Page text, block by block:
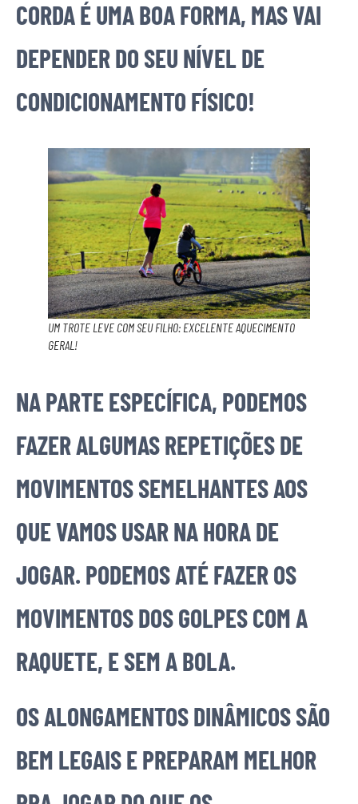
CORDA É UMA BOA FORMA, MAS VAI
DEPENDER DO SEU NÍVEL DE
CONDICIONAMENTO FÍSICO!
UM TROTE LEVE COM SEU FILHO: EXCELENTE AQUECIMENTO
GERAL!
NA PARTE ESPECÍFICA, PODEMOS
FAZER ALGUMAS REPETIÇÕES DE
MOVIMENTOS SEMELHANTES AOS
QUE VAMOS USAR NA HORA DE
JOGAR. PODEMOS ATÉ FAZER OS
MOVIMENTOS DOS GOLPES COM A
RAQUETE, E SEM A BOLA.
OS ALONGAMENTOS DINÂMICOS SÃO
BEM LEGAIS E PREPARAM MELHOR